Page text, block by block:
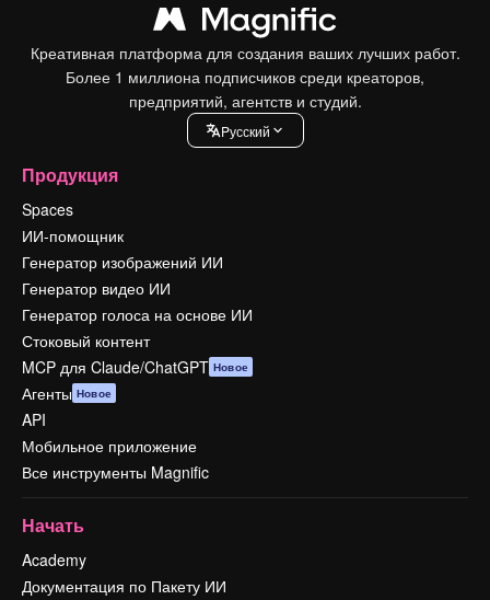
Креативная платформа для создания ваших лучших работ.
Более 1 миллиона подписчиков среди креаторов,
предприятий, агентств и студий.
Pусский
Продукция
Spaces
ИИ-помощник
Генератор изображений ИИ
Генератор видео ИИ
Генератор голоса на основе ИИ
Стоковый контент
MCP для Claude/ChatGPT Новое
Агенты Новое
API
Мобильное приложение
Все инструменты Magnific
Начать
Academy
Документация по Пакету ИИ